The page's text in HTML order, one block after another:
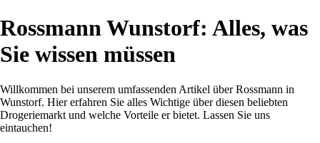
Rossmann Wunstorf: Alles, was
Sie wissen müssen
Willkommen bei unserem umfassenden Artikel über Rossmann in
Wunstorf. Hier erfahren Sie alles Wichtige über diesen beliebten
Drogeriemarkt und welche Vorteile er bietet. Lassen Sie uns
eintauchen!